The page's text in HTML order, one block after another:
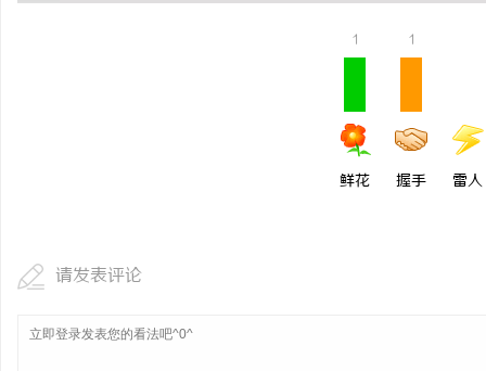
1
鲜花
1
握手 雷人
请发表评论